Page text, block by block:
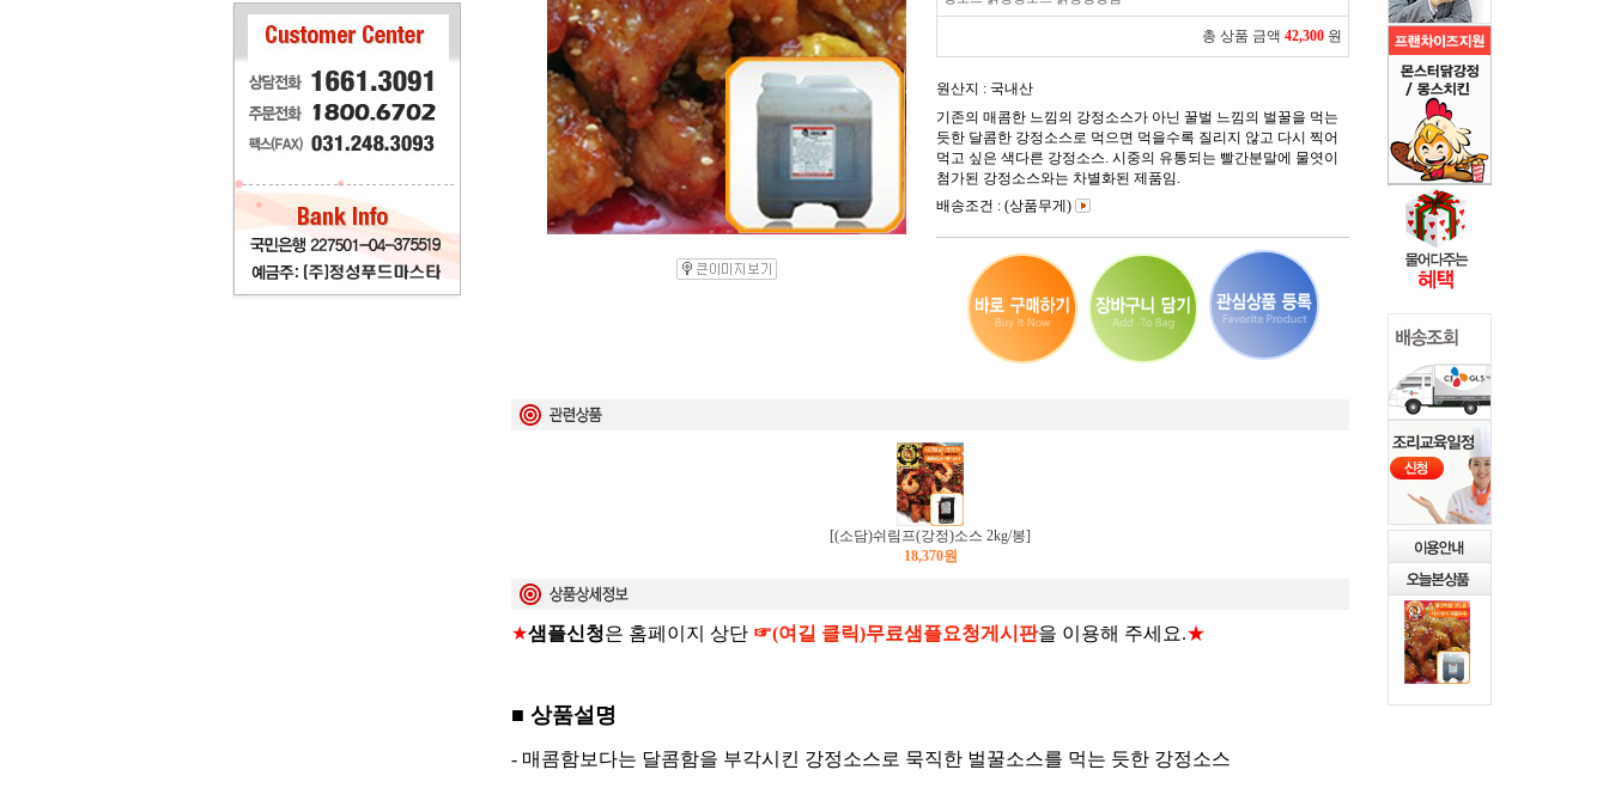
총 상품 금액 42,300 원
원산지 : 국내산
기존의 매콤한 느낌의 강정소스가 아닌 꿀벌 느낌의 벌꿀을 먹는
듯한 달콤한 강정소스로 먹으면 먹을수록 질리지 않고 다시 찍어
먹고 싶은 색다른 강정소스. 시중의 유통되는 빨간분말에 물엿이
첨가된 강정소스와는 차별화된 제품임.
배송조건 : (상품무게)
[(소담)쉬림프(강정)소스 2kg/봉]
18,370원
★샘플신청은 홈페이지 상단 ☞(여길 클릭)무료샘플요청게시판을 이용해 주세요.★
■ 상품설명
- 매콤함보다는 달콤함을 부각시킨 강정소스로 묵직한 벌꿀소스를 먹는 듯한 강정소스